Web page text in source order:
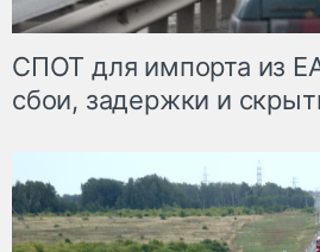
СПОТ для импорта из
сбои, задержки и